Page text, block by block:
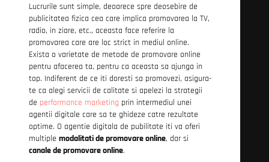
Lucrurile sunt simple, deoarece spre deosebire de
publicitatea fizica cea care implica promovarea la TV,
radio, in ziare, etc., aceasta face referire la
promovarea care are loc strict in mediul online.
Exista o varietate de metode de promovare online
pentru afacerea ta, pentru ca aceasta sa ajunga in
top. Indiferent de ce iti doresti sa promovezi, asigura-
te ca alegi servicii de calitate si apelezi la strategii
de performance marketing prin intermediul unei
agentii digitale care sa te ghideze catre rezultate
optime. O agentie digitala de pubilitate iti va oferi
multiple modalitati de promovare online, dar si
canale de promovare online.